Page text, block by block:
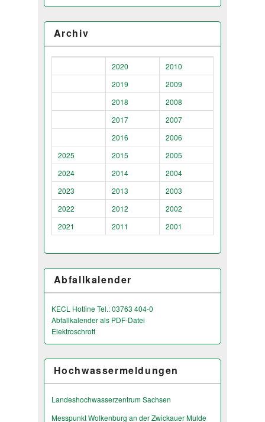
Archiv
2020
2010
2019
2009
2018
2008
2017
2007
2016
2006
2025
2015
2005
2024
2014
2004
2023
2013
2003
2022
2012
2002
2021
2011 2001
Abfallkalender
KECL Hotline Tel.: 03763 404-0
Abfallkalender als PDF-Datei
Elektroschrott
Hochwassermeldungen
Landeshochwas­serzentrum Sachsen
Messpunkt Wolkenburg an der Zwickauer Mulde